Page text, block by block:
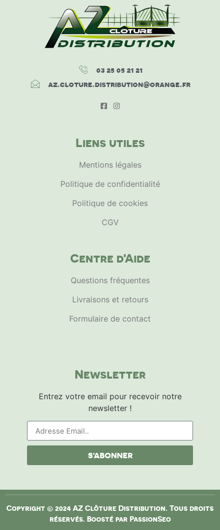
03 25 05 21 21
az.cloture.distribution@orange.fr
Liens utiles
Mentions légales
Politique de confidentialité
Politique de cookies
CGV
Centre d'Aide
Questions fréquentes
Livraisons et retours
Formulaire de contact
Newsletter
Entrez votre email pour recevoir notre
newsletter !
S'ABONNER
Copyright © 2024 AZ Clôture Distribution. Tous droits
réservés. Boosté par PassionSeo